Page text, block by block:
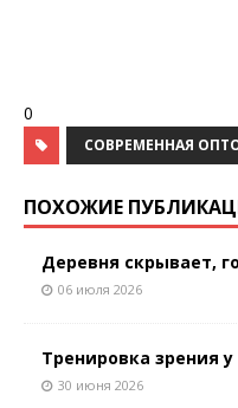
0
СОВРЕМЕННАЯ
ПОХОЖИЕ
Деревня скрывает,
06 июля 2026
Тренировка зрения
30 июня 2026